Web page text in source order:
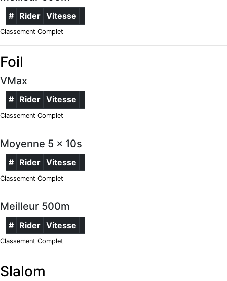
# Rider Vitesse
Classement Complet
Foil
VMax
# Rider Vitesse
Classement Complet
Moyenne 5 x 10s
# Rider Vitesse
Classement Complet
Meilleur 500m
# Rider Vitesse
Classement Complet
Slalom